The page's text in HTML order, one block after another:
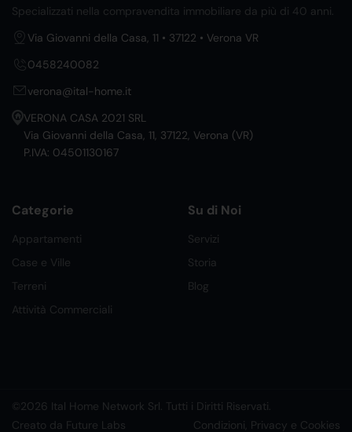
Specializzati nella compravendita immobiliare da più di 40 anni.
Via Giovanni della Casa, 11 • 37122 • Verona VR
0458240082
verona@ital-home.it
VERONA CASA 2021 SRL
Via Giovanni della Casa, 11, 37122, Verona (VR)
P.IVA: 04501130167
Categorie
Appartamenti
Case e Ville
Terreni
Attività Commerciali
Su di Noi
Servizi
Storia
Blog
©2026 Ital Home Network Srl. Tutti i Diritti Riservati.
Creato da Future Labs
Condizioni, Privacy e Cookies